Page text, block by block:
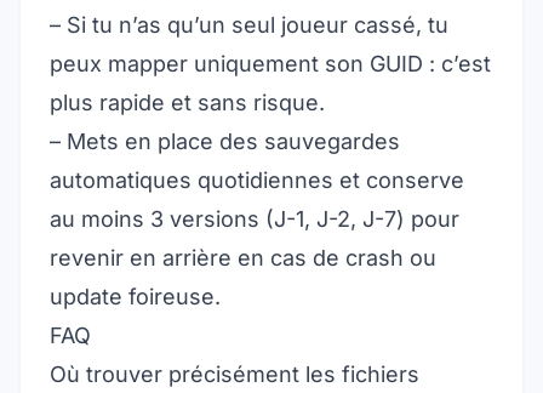
– Si tu n’as qu’un seul joueur cassé, tu
peux mapper uniquement son GUID : c’est
plus rapide et sans risque.
– Mets en place des sauvegardes
automatiques quotidiennes et conserve
au moins 3 versions (J-1, J-2, J-7) pour
revenir en arrière en cas de crash ou
update foireuse.
FAQ
Où trouver précisément les fichiers